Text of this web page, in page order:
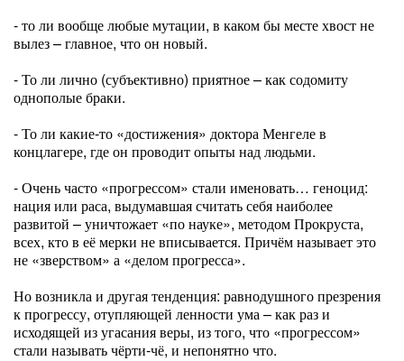
- то ли вообще любые мутации, в каком бы месте хвост не
вылез – главное, что он новый.
- То ли лично (субъективно) приятное – как содомиту
однополые браки.
- То ли какие-то «достижения» доктора Менгеле в
концлагере, где он проводит опыты над людьми.
- Очень часто «прогрессом» стали именовать… геноцид:
нация или раса, выдумавшая считать себя наиболее
развитой – уничтожает «по науке», методом Прокруста,
всех, кто в её мерки не вписывается. Причём называет это
не «зверством» а «делом прогресса».
Но возникла и другая тенденция: равнодушного презрения
к прогрессу, отупляющей ленности ума – как раз и
исходящей из угасания веры, из того, что «прогрессом»
стали называть чёрти-чё, и непонятно что.